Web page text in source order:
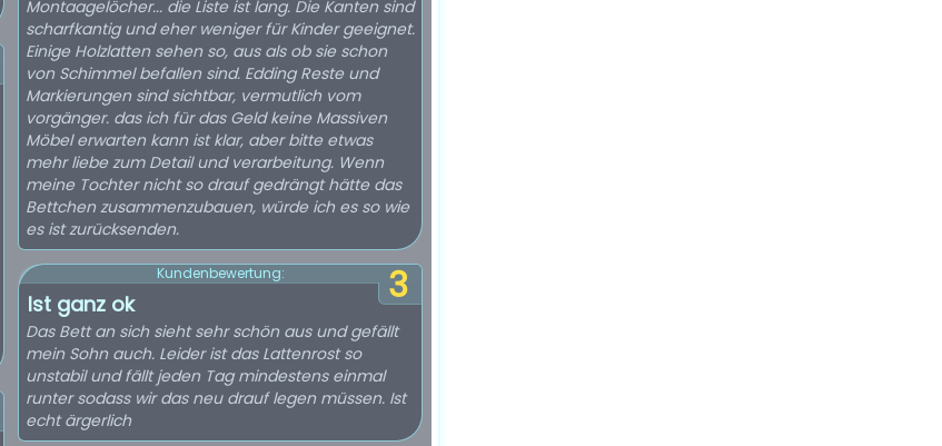
Montaagelöcher... die Liste ist lang. Die Kanten sind
scharfkantig und eher weniger für Kinder geeignet.
Einige Holzlatten sehen so, aus als ob sie schon
von Schimmel befallen sind. Edding Reste und
Markierungen sind sichtbar, vermutlich vom
vorgänger. das ich für das Geld keine Massiven
Möbel erwarten kann ist klar, aber bitte etwas
mehr liebe zum Detail und verarbeitung. Wenn
meine Tochter nicht so drauf gedrängt hätte das
Bettchen zusammenzubauen, würde ich es so wie
es ist zurücksenden.
3
Kundenbewertung:
Ist ganz ok
Das Bett an sich sieht sehr schön aus und gefällt
mein Sohn auch. Leider ist das Lattenrost so
unstabil und fällt jeden Tag mindestens einmal
runter sodass wir das neu drauf legen müssen. Ist
echt ärgerlich